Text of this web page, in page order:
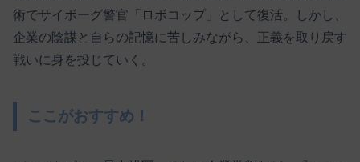
術でサイボーグ警官「ロボコップ」として復活。しかし、
企業の陰謀と自らの記憶に苦しみながら、正義を取り戻す
戦いに身を投じていく。
ここがおすすめ！